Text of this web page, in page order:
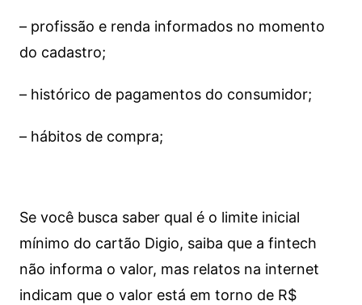
– profissão e renda informados no momento
do cadastro;
– histórico de pagamentos do consumidor;
– hábitos de compra;
Se você busca saber qual é o limite inicial
mínimo do cartão Digio, saiba que a fintech
não informa o valor, mas relatos na internet
indicam que o valor está em torno de R$